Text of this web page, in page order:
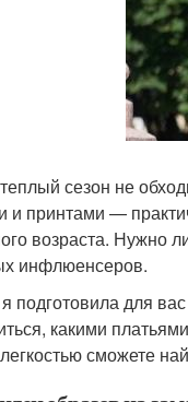
сезон не
и принтами —
возраста. Нужно
инфлюенсеров.
подготовила для
какими
сможете